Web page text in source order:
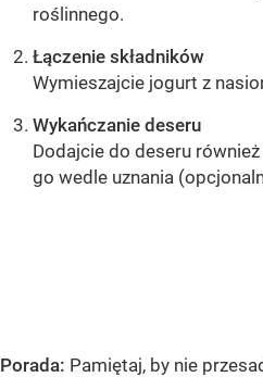
roślinnego.
Łączenie składników
Wymieszajcie jogurt z
Wykańczanie deseru
Dodajcie do deseru
go wedle uznania
Porada: Pamiętaj, by nie